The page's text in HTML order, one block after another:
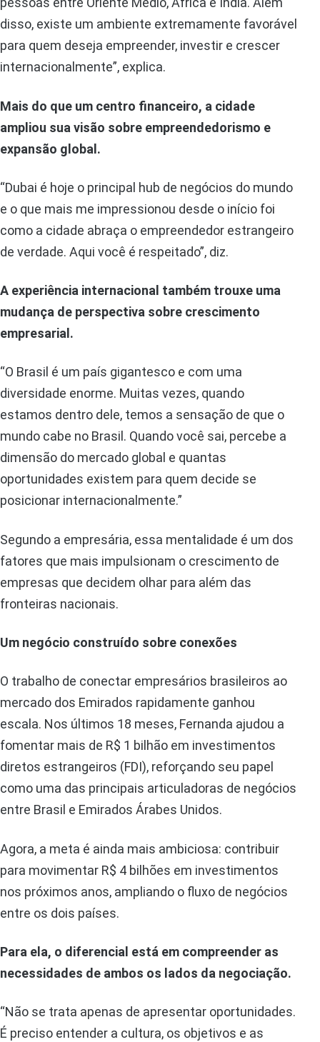
disso, existe um ambiente extremamente favorável
para quem deseja empreender, investir e crescer
internacionalmente”, explica.
Mais do que um centro financeiro, a cidade
ampliou sua visão sobre empreendedorismo e
expansão global.
“Dubai é hoje o principal hub de negócios do mundo
e o que mais me impressionou desde o início foi
como a cidade abraça o empreendedor estrangeiro
de verdade. Aqui você é respeitado”, diz.
A experiência internacional também trouxe uma
mudança de perspectiva sobre crescimento
empresarial.
“O Brasil é um país gigantesco e com uma
diversidade enorme. Muitas vezes, quando
estamos dentro dele, temos a sensação de que o
mundo cabe no Brasil. Quando você sai, percebe a
dimensão do mercado global e quantas
oportunidades existem para quem decide se
posicionar internacionalmente.”
Segundo a empresária, essa mentalidade é um dos
fatores que mais impulsionam o crescimento de
empresas que decidem olhar para além das
fronteiras nacionais.
Um negócio construído sobre conexões
O trabalho de conectar empresários brasileiros ao
mercado dos Emirados rapidamente ganhou
escala. Nos últimos 18 meses, Fernanda ajudou a
fomentar mais de R$ 1 bilhão em investimentos
diretos estrangeiros (FDI), reforçando seu papel
como uma das principais articuladoras de negócios
entre Brasil e Emirados Árabes Unidos.
Agora, a meta é ainda mais ambiciosa: contribuir
para movimentar R$ 4 bilhões em investimentos
nos próximos anos, ampliando o fluxo de negócios
entre os dois países.
Para ela, o diferencial está em compreender as
necessidades de ambos os lados da negociação.
“Não se trata apenas de apresentar oportunidades.
É preciso entender a cultura, os objetivos e as